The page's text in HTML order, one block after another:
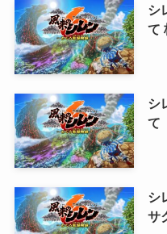
シ
て
シ
て
シ
サ